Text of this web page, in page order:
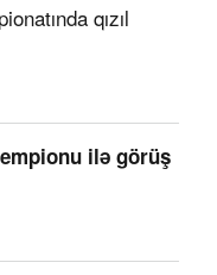
qızıl
ilə görüş